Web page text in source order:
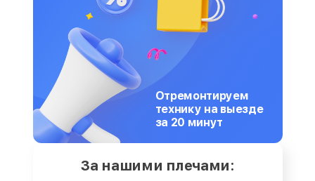
Отремонтируем
технику на выезде
за 20 минут
За нашими плечами: